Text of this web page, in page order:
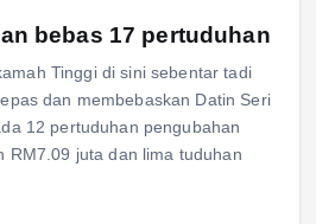
bebas 17 pertuduhan
Tinggi di sini sebentar tadi
dan membebaskan Datin Seri
12 pertuduhan pengubahan
RM7.09 juta dan lima tuduhan